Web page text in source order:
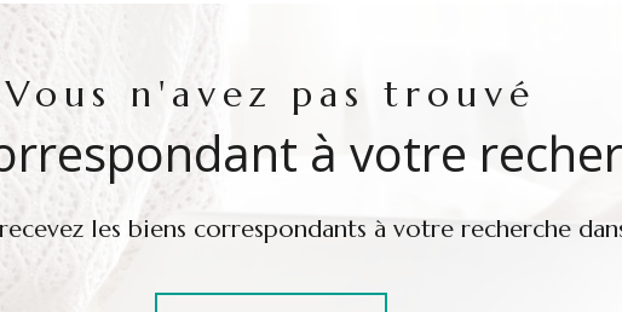
vous n'avez pas trouvé
à votre
les biens correspondants à votre recherche